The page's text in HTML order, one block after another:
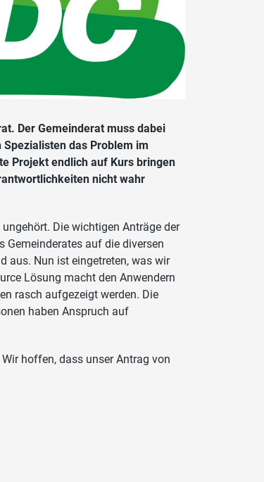
Der Gemeinderat muss dabei
das Problem im
Projekt endlich auf Kurs bringen
nicht wahr
Die wichtigen Anträge der
Gemeinderates auf die diversen
aus. Nun ist eingetreten, was wir
Lösung macht den Anwendern
rasch aufgezeigt werden. Die
haben Anspruch auf
hoffen, dass unser Antrag von